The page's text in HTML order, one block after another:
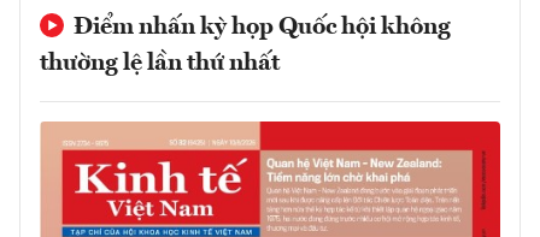
Điểm nhấn kỳ họp Quốc hội không
thường lệ lần thứ nhất